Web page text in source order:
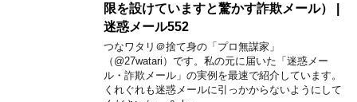
限を設けていますと驚かす詐欺メール） |
迷惑メール552
つなワタリ＠捨て身の「プロ無謀家」
（@27watari）です。私の元に届いた「迷惑メー
ル・詐欺メール」の実例を最速で紹介しています。
くれぐれも迷惑メールに引っかからないようにして